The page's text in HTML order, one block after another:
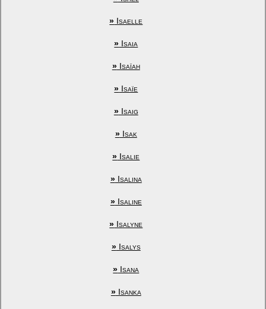
» Isaelle
» Isaia
»Isaïah
» Isaïe
»Isaig
»Isak
» Isalie
»Isalina
»Isaline
» Isalyne
»Isalys
» Isana
»Isanka